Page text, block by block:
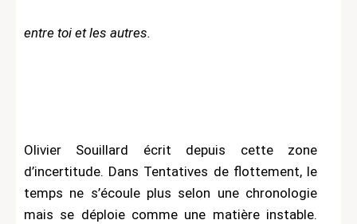
entre toi et les autres.
Olivier Souillard écrit depuis cette zone
d’incertitude. Dans Tentatives de flottement, le
temps ne s’écoule plus selon une chronologie
mais se déploie comme une matière instable.